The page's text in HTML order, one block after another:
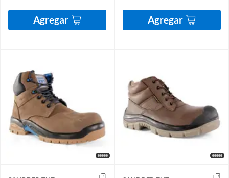
Agregar Agregar